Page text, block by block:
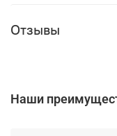
Отзывы
Наши